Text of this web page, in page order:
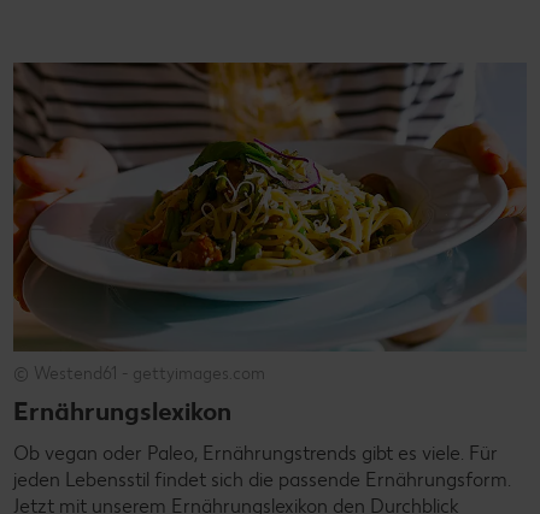
© Westend61 - gettyimages.com
Ernährungslexikon
Ob vegan oder Paleo, Ernährungstrends gibt es viele. Für
jeden Lebensstil findet sich die passende Ernährungsform.
Jetzt mit unserem Ernährungslexikon den Durchblick